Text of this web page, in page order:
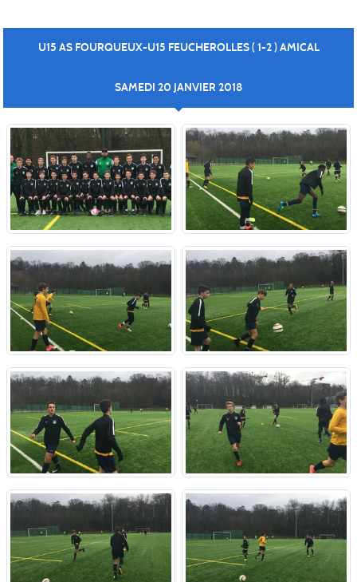
U15 AS FOURQUEUX-U15 FEUCHEROLLES ( 1-2 ) AMICAL
SAMEDI 20 JANVIER 2018